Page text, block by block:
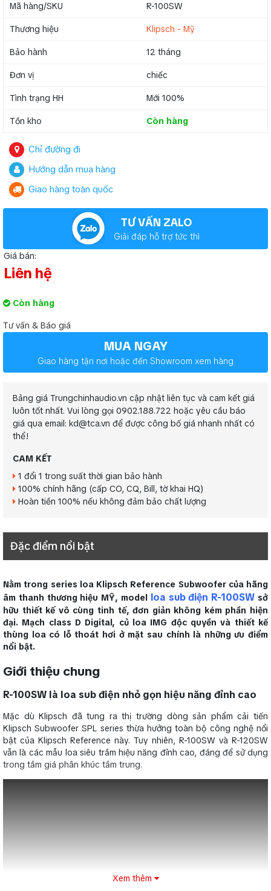
Mã hàng/SKU R-100SW
Thương hiệu Klipsch - Mỹ
Bảo hành 12 tháng
Đơn vị chiếc
Tình trạng HH Mới 100%
Tồn kho Còn hàng
Chỉ đường đi
Hướng dẫn mua hàng
Giao hàng toàn quốc
TƯ VẤN ZALO
Giải đáp hỗ trợ tức thì
Giá bán:
Liên hệ
Còn hàng
Tư vấn & Báo giá
MUA NGAY
Giao hàng tận nơi hoặc đến Showroom xem hàng
Bảng giá Trungchinhaudio.vn cập nhật liên tục và cam kết giá
luôn tốt nhất. Vui lòng gọi 0902.188.722 hoặc yêu cầu báo
giá qua email: kd@tca.vn để được công bố giá nhanh nhất có
thể!
CAM KẾT
1 đổi 1 trong suất thời gian bảo hành
100% chính hãng (cấp CO, CQ, Bill, tờ khai HQ)
Hoàn tiền 100% nếu không đảm bảo chất lượng
Đặc điểm nổi bật
Nằm trong series loa Klipsch Reference Subwoofer của hãng
âm thanh thương hiệu MỸ, model loa sub điện R-100SW sở
hữu thiết kế vô cùng tinh tế, đơn giản không kém phần hiện
đại. Mạch class D Digital, củ loa IMG độc quyền và thiết kế
thùng loa có lỗ thoát hơi ở mặt sau chính là những ưu điểm
nổi bật.
Giới thiệu chung
R-100SW là loa sub điện nhỏ gọn hiệu năng đỉnh cao
Mặc dù Klipsch đã tung ra thị trường dòng sản phẩm cải tiến
Klipsch Subwoofer SPL series thừa hưởng toàn bộ công nghệ nổi
bật của Klipsch Reference này. Tuy nhiên, R-100SW và R-120SW
vẫn là các mẫu loa siêu trầm hiệu năng đỉnh cao, đáng để sử dụng
trong tầm giá phân khúc tầm trung.
Xem thêm